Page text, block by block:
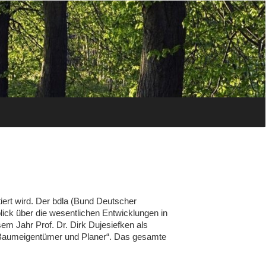
wird. Der bdla (Bund Deutscher
über die wesentlichen Entwicklungen in
Jahr Prof. Dr. Dirk Dujesiefken als
und Planer“. Das gesamte